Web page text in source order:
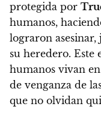
protegida por
humanos,
lograron
su heredero. Este
humanos vivan
de venganza de
que no olvidan